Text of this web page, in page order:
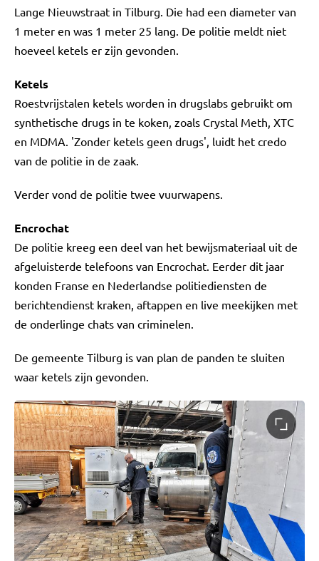
Lange Nieuwstraat in Tilburg. Die had een diameter van
1 meter en was 1 meter 25 lang. De politie meldt niet
hoeveel ketels er zijn gevonden.
Ketels
Roestvrijstalen ketels worden in drugslabs gebruikt om
synthetische drugs in te koken, zoals Crystal Meth, XTC
en MDMA. 'Zonder ketels geen drugs', luidt het credo
van de politie in de zaak.
Verder vond de politie twee vuurwapens.
Encrochat
De politie kreeg een deel van het bewijsmateriaal uit de
afgeluisterde telefoons van Encrochat. Eerder dit jaar
konden Franse en Nederlandse politiediensten de
berichtendienst kraken, aftappen en live meekijken met
de onderlinge chats van criminelen.
De gemeente Tilburg is van plan de panden te sluiten
waar ketels zijn gevonden.